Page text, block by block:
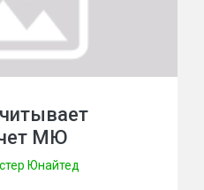
МЮ
Юнайтед